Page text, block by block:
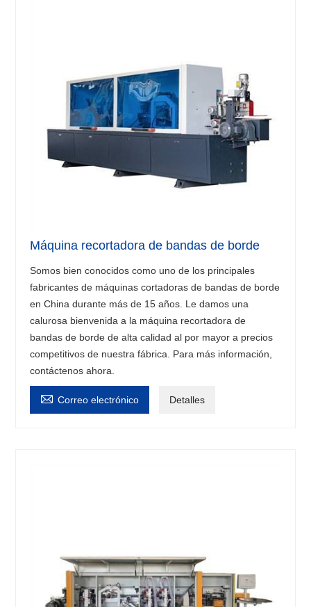
Máquina recortadora de bandas de borde
Somos bien conocidos como uno de los principales
fabricantes de máquinas cortadoras de bandas de borde
en China durante más de 15 años. Le damos una
calurosa bienvenida a la máquina recortadora de
bandas de borde de alta calidad al por mayor a precios
competitivos de nuestra fábrica. Para más información,
contáctenos ahora.
 Correo electrónico Detalles